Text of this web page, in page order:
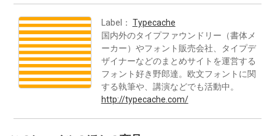
Label： Typecache
国内外のタイプファウンドリー（書体メ
ーカー）やフォント販売会社、タイプデ
ザイナーなどのまとめサイトを運営する
フォント好き野郎達。欧文フォントに関
する執筆や、講演などでも活動中。
http://typecache.com/